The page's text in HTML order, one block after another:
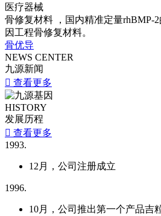
医疗器械
骨修复材料 ，国内精准定量rhBMP-
因工程骨修复材料。
骨优导
NEWS CENTER
九源新闻
 查看更多
HISTORY
发展历程
 查看更多
1993.
12月，公司注册成立
1996.
10月，公司推出第一个产品吉